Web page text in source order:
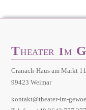
THEATER IM G
Cranach-Haus am Markt
99423 Weimar
kontakt@theater-im-